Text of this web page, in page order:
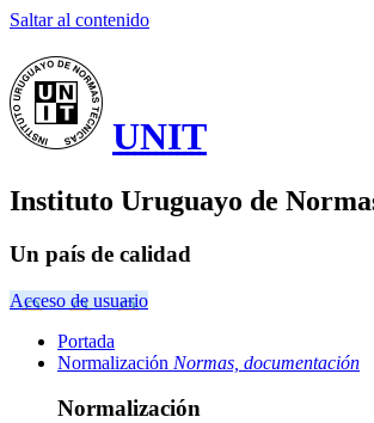
Saltar al contenido
UNIT
Instituto Uruguayo de
Un país de calidad
Acceso de usuario
Portada
Normalización Normas, documentación
Normalización